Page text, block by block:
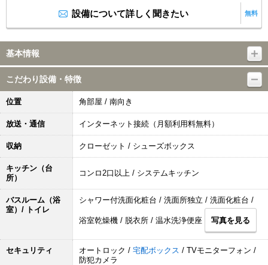
設備について詳しく聞きたい 無料
基本情報
こだわり設備・特徴
位置 角部屋 / 南向き
放送・通信 インターネット接続（月額利用料無料）
収納 クローゼット / シューズボックス
キッチン（台
所）
コンロ2口以上 / システムキッチン
バスルーム（浴
室）/ トイレ
シャワー付洗面化粧台 / 洗面所独立 / 洗面化粧台 /
浴室乾燥機 / 脱衣所 / 温水洗浄便座 写真を見る
セキュリティ オートロック / 宅配ボックス / TVモニターフォン /
防犯カメラ